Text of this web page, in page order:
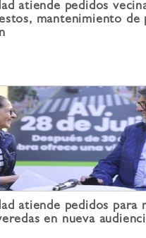
atiende pedidos
mantenimiento de
atiende pedidos para
en nueva